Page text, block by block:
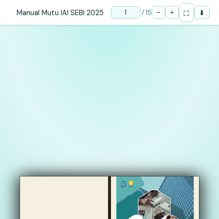
Manual Mutu IAI SEBI 2025 /15 − + ⛶ ⬇